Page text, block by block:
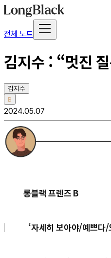
전체 노트
김지수 : “멋진
김지수
B
2024.05.07
롱블랙 프렌즈 B
‘자세히 보아야/예쁘다